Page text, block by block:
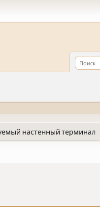
настенный терминал